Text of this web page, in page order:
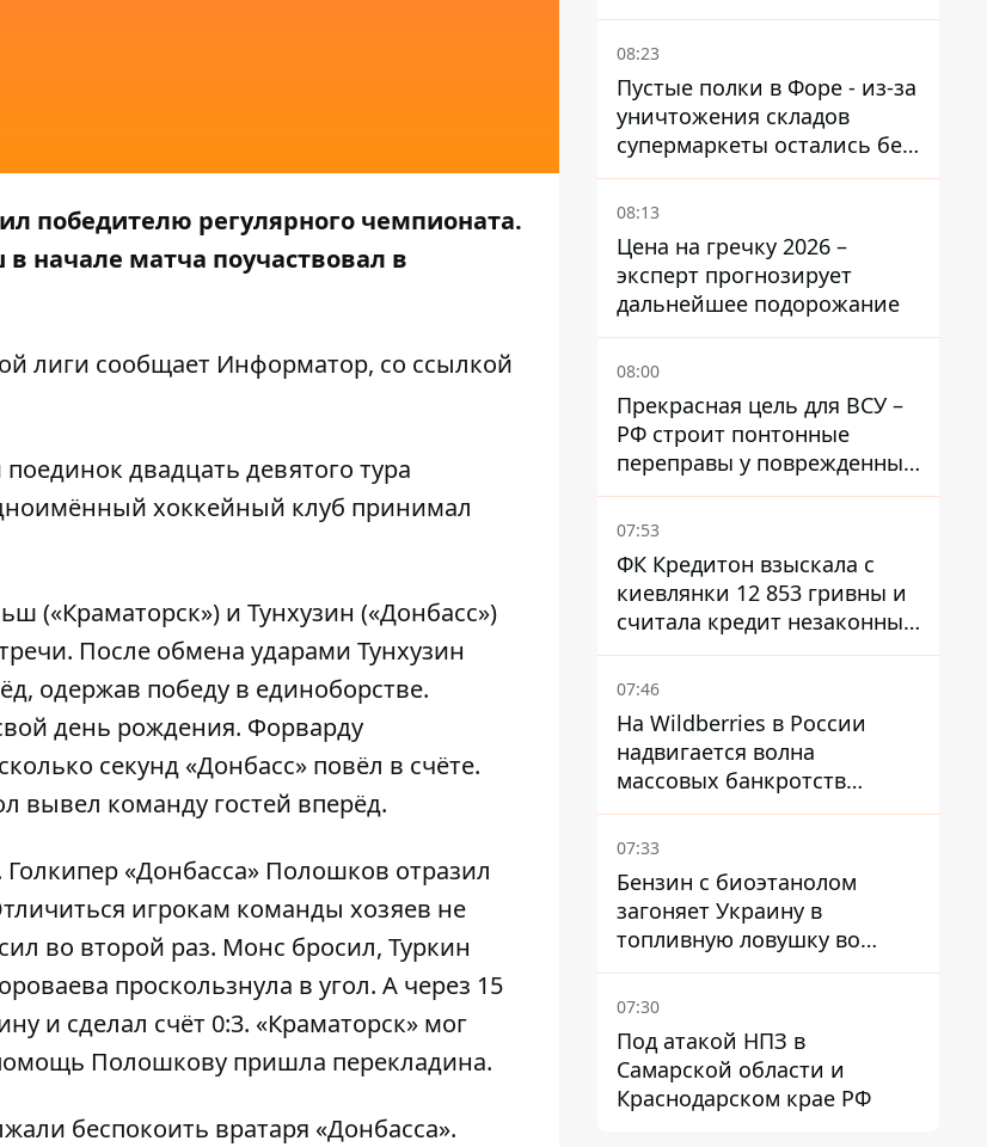
победителю регулярного чемпионата.
начале матча поучаствовал в
лиги сообщает Информатор, со ссылкой
двадцать девятого тура
хоккейный клуб принимал
(«Краматорск») и Тунхузин («Донбасс»)
После обмена ударами Тунхузин
одержав победу в единоборстве.
день рождения. Форварду
секунд «Донбасс» повёл в счёте.
вывел команду гостей вперёд.
«Донбасса» Полошков отразил
игрокам команды хозяев не
во второй раз. Монс бросил, Туркин
проскользнула в угол. А через 15
и сделал счёт 0:3. «Краматорск» мог
Полошкову пришла перекладина.
беспокоить вратаря «Донбасса».
опасных районов
08:23
Пустые полки в Форе - из-за
уничтожения складов
супермаркеты остались без
ассортимента
08:13
Цена на гречку 2026 –
эксперт прогнозирует
дальнейшее подорожание
08:00
Прекрасная цель для ВСУ –
РФ строит понтонные
переправы у поврежденных
мостов на ТОТ
07:53
ФК Кредитон взыскала с
киевлянки 12 853 гривны и
считала кредит незаконным
- что решил суд
07:46
На Wildberries в России
надвигается волна
массовых банкротств
продавцов - Reuters
07:33
Бензин с биоэтанолом
загоняет Украину в
топливную ловушку во
время войны - Сергей Куюн
07:30
Под атакой НПЗ в
Самарской области и
Краснодарском крае РФ